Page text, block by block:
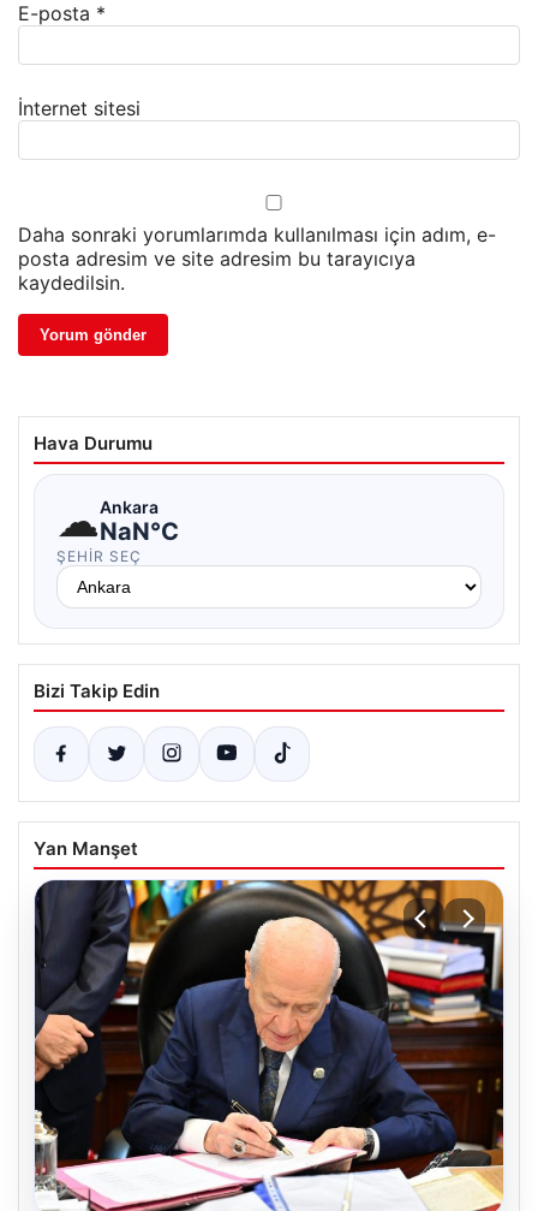
E-posta *
İnternet sitesi
Daha sonraki yorumlarımda kullanılması için adım, e-
posta adresim ve site adresim bu tarayıcıya
kaydedilsin.
Hava Durumu
☁Ankara
NaN°C
ŞEHIR SEÇ
Bizi Takip Edin
Yan Manşet